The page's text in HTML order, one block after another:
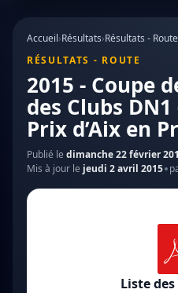
Accueil›Résultats›Résultats - Route
RÉSULTATS - ROUTE
2015 - Coupe
des Clubs
Prix d’Aix en
Publié le dimanche 22 février
Mis à jour le jeudi 2 avril 2015
Liste